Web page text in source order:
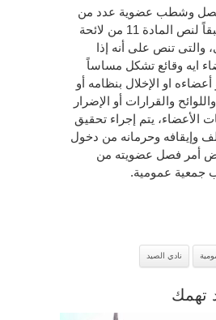
وشطب عضوية عدد من
أعضاء النادى طبقاً لنص المادة 11 من لائحة
والتى تنص على أنه إذا
ايه وقائع تشكل مساساً
او الإخلال بنظامه أو
والقرارات أو الإضرار
الأعضاء، يتم إجراء تحقيق
وإيقافه وحرمانه من دخول
أمر فصل عضويته من
جمعية عمومية.
نادي الصيد
تهمك